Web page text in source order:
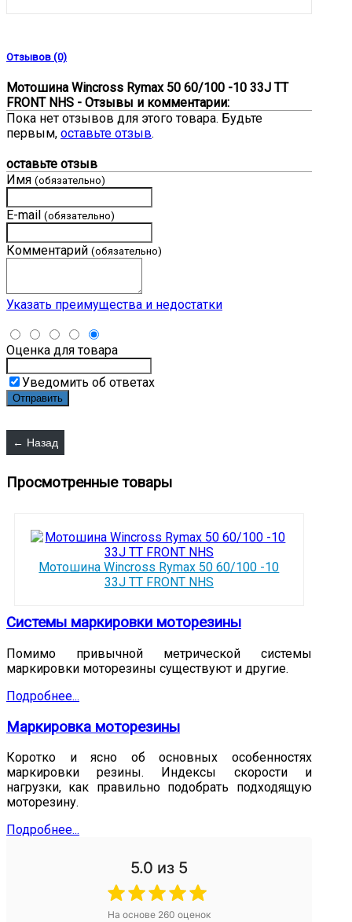
Отзывов (0)
Мотошина Wincross Rymax 50 60/100 -10 33J TT
FRONT NHS - Отзывы и комментарии:
Пока нет отзывов для этого товара. Будьте
первым, оставьте отзыв.
оставьте отзыв
Имя (обязательно)
E-mail (обязательно)
Комментарий (обязательно)
Указать преимущества и недостатки
Оценка для товара
Уведомить об ответах
Просмотренные товары
Мотошина Wincross Rymax 50 60/100 -10
33J TT FRONT NHS
Системы маркировки моторезины
Помимо привычной метрической системы
маркировки моторезины существуют и другие.
Подробнее...
Маркировка моторезины
Коротко и ясно об основных особенностях
маркировки резины. Индексы скорости и
нагрузки, как правильно подобрать подходящую
моторезину.
Подробнее...
5.0 из 5
На основе 260 оценок